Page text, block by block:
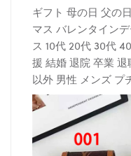
ギフト 母の日 父の
マス バレンタイン
ス 10代 20代 30代
援 結婚 退院 卒業
以外 男性 メンズ プ